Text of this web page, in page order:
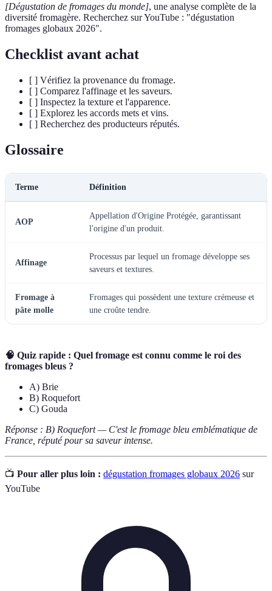
[Dégustation de fromages du monde], une analyse complète de la
diversité fromagère. Recherchez sur YouTube : "dégustation
fromages globaux 2026".
Checklist avant achat
[ ] Vérifiez la provenance du fromage.
[ ] Comparez l'affinage et les saveurs.
[ ] Inspectez la texture et l'apparence.
[ ] Explorez les accords mets et vins.
[ ] Recherchez des producteurs réputés.
Glossaire
Terme Définition
AOP
Appellation d'Origine Protégée, garantissant
l'origine d'un produit.
Affinage
Processus par lequel un fromage développe ses
saveurs et textures.
Fromage à
pâte molle
Fromages qui possèdent une texture crémeuse et
une croûte tendre.
🧠 Quiz rapide : Quel fromage est connu comme le roi des
fromages bleus ?
A) Brie
B) Roquefort
C) Gouda
Réponse : B) Roquefort — C'est le fromage bleu emblématique de
France, réputé pour sa saveur intense.
📺 Pour aller plus loin : dégustation fromages globaux 2026 sur
YouTube